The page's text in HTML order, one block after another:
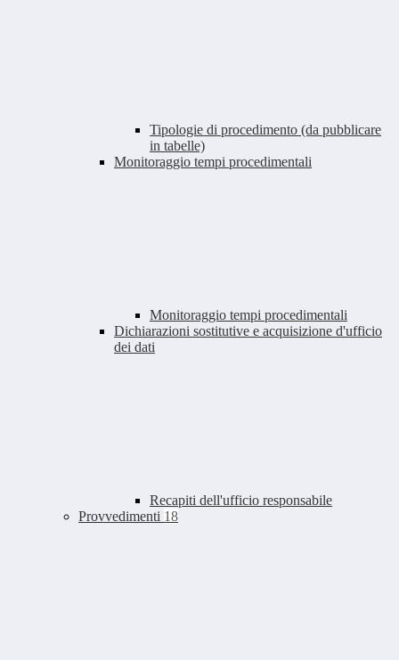
Tipologie di procedimento (da pubblicare
in tabelle)
Monitoraggio tempi procedimentali
Monitoraggio tempi procedimentali
Dichiarazioni sostitutive e acquisizione d'ufficio
dei dati
Recapiti dell'ufficio responsabile
Provvedimenti 18